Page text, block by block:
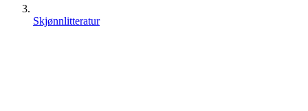
Skjønnlitteratur